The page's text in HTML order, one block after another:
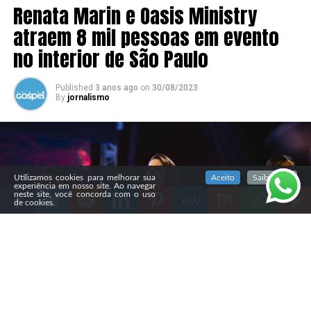
SIGA NOSSAS REDES SOCIAIS
Renata Marin e Oasis Ministry
atraem 8 mil pessoas em evento
no interior de São Paulo
Published 3 anos ago on 30/08/2023
By jornalismo
Utilizamos cookies para melhorar sua
experiência em nosso site. Ao navegar
neste site, você concorda com o uso
de cookies.
Aceito Saiba mais